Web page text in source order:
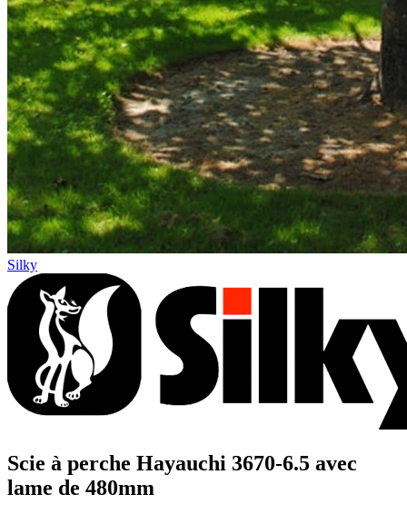
Silky
Scie à perche Hayauchi 3670-6.5 avec
lame de 480mm